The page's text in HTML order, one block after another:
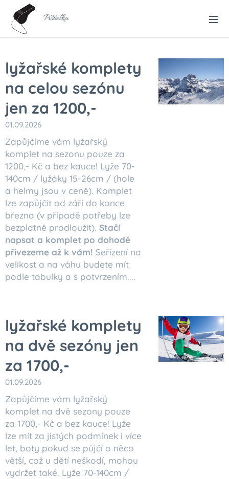
Píšťalka
lyžařské komplety
na celou sezónu
jen za 1200,-
01.09.2026
Zapůjčíme vám lyžařský
komplet na sezonu pouze za
1200,- Kč a bez kauce! Lyže 70-
140cm / lyžáky 15-26cm / (hole
a helmy jsou v ceně). Komplet
lze zapůjčit od září do konce
března (v případě potřeby lze
bezplatně prodloužit). Stačí
napsat a komplet po dohodě
přivezeme až k vám! Seřízení na
velikost a na váhu budete mít
podle tabulky a s potvrzením....
lyžařské komplety
na dvě sezóny jen
za 1700,-
01.09.2026
Zapůjčíme vám lyžařský
komplet na dvě sezony pouze
za 1700,- Kč a bez kauce! Lyže
lze mít za jistých podmínek i více
let, boty pokud se půjčí o něco
větší, což u dětí neškodí, mohou
vydržet také. Lyže 70-140cm /